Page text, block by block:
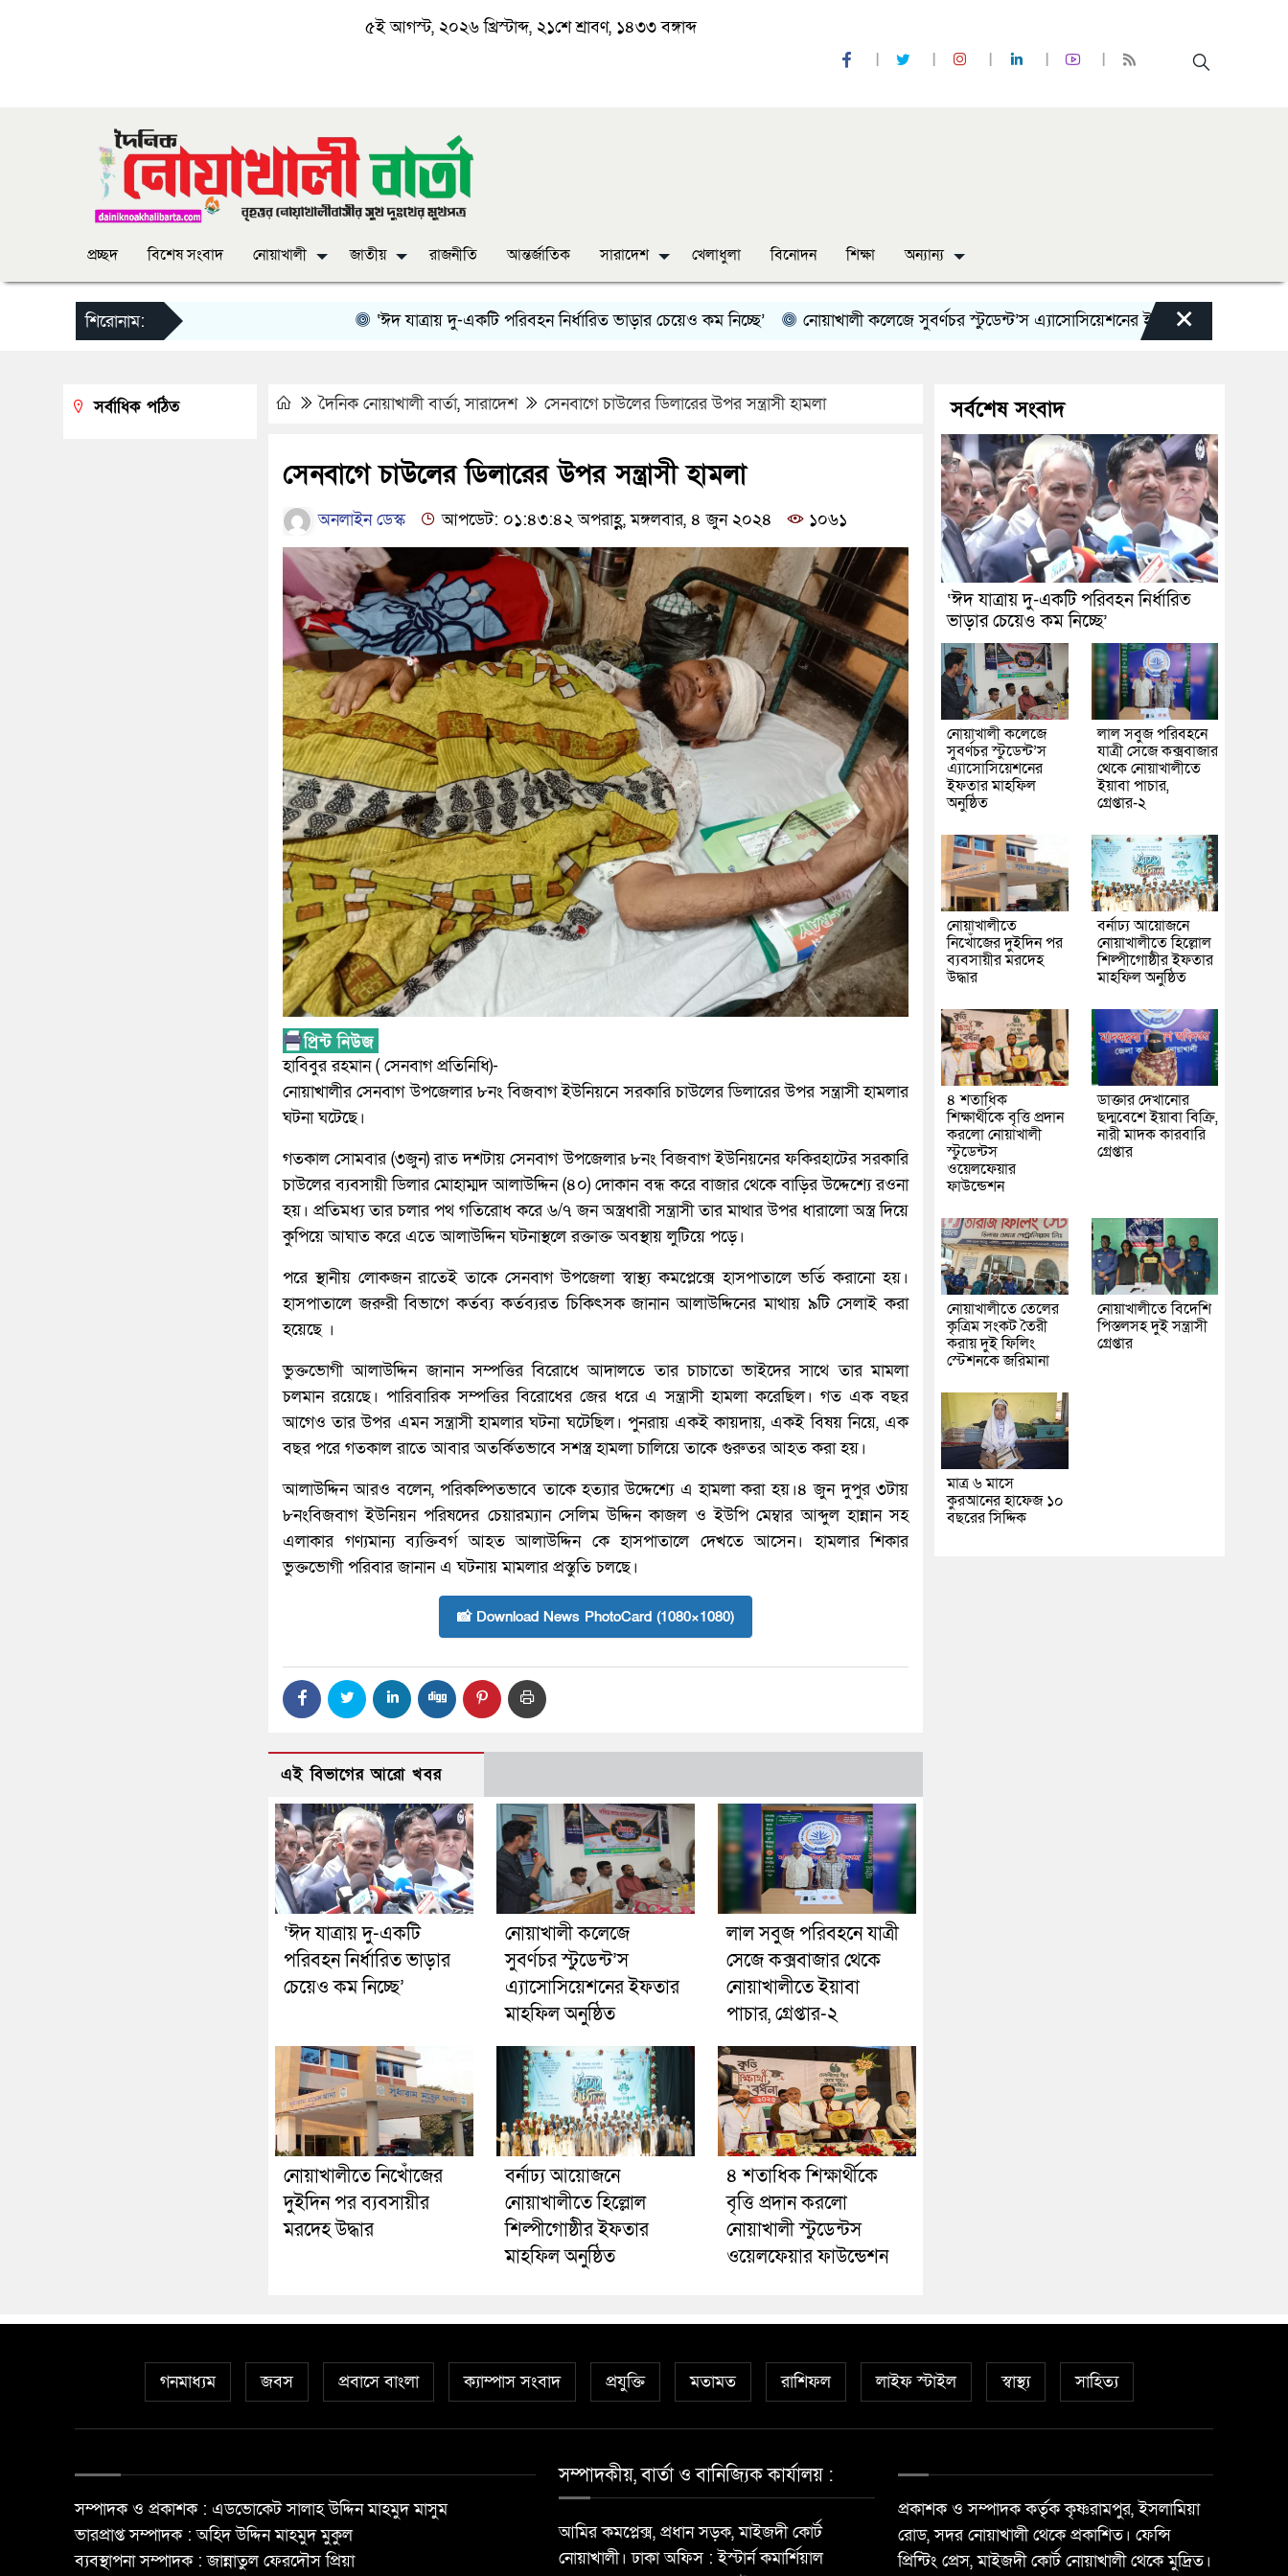
৫ই আগস্ট, ২০২৬ খ্রিস্টাব্দ, ২১শে শ্রাবণ, ১৪৩৩ বঙ্গাব্দ
প্রচ্ছদ বিশেষ সংবাদ নোয়াখালী জাতীয় রাজনীতি আন্তর্জাতিক সারাদেশ খেলাধুলা বিনোদন শিক্ষা অন্যান্য
শিরোনাম: ‘ঈদ যাত্রায় দু-একটি পরিবহন নির্ধারিত ভাড়ার চেয়েও কম নিচ্ছে’ নোয়াখালী কলেজে সুবর্ণচর স্টুডেন্ট’স এ্যাসোসিয়েশনের ইফতার মাহফিল অনুষ্ঠিত
×
দৈনিক নোয়াখালী বার্তা,সারাদেশ সেনবাগে চাউলের ডিলারের উপর সন্ত্রাসী হামলা
সেনবাগে চাউলের ডিলারের উপর সন্ত্রাসী হামলা
অনলাইন ডেস্ক আপডেট: ০১:৪৩:৪২ অপরাহ্ণ, মঙ্গলবার, ৪ জুন ২০২৪ ১০৬১
হাবিবুর রহমান ( সেনবাগ প্রতিনিধি)-
নোয়াখালীর সেনবাগ উপজেলার ৮নং বিজবাগ ইউনিয়নে সরকারি চাউলের ডিলারের উপর সন্ত্রাসী হামলার
ঘটনা ঘটেছে।
গতকাল সোমবার (৩জুন) রাত দশটায় সেনবাগ উপজেলার ৮নং বিজবাগ ইউনিয়নের ফকিরহাটের সরকারি
চাউলের ব্যবসায়ী ডিলার মোহাম্মদ আলাউদ্দিন (৪০) দোকান বন্ধ করে বাজার থেকে বাড়ির উদ্দেশ্যে রওনা
হয়। প্রতিমধ্য তার চলার পথ গতিরোধ করে ৬/৭ জন অস্ত্রধারী সন্ত্রাসী তার মাথার উপর ধারালো অস্ত্র দিয়ে
কুপিয়ে আঘাত করে এতে আলাউদ্দিন ঘটনাস্থলে রক্তাক্ত অবস্থায় লুটিয়ে পড়ে।
পরে স্থানীয় লোকজন রাতেই তাকে সেনবাগ উপজেলা স্বাস্থ্য কমপ্লেক্সে হাসপাতালে ভর্তি করানো হয়।
হাসপাতালে জরুরী বিভাগে কর্তব্য কর্তব্যরত চিকিৎসক জানান আলাউদ্দিনের মাথায় ৯টি সেলাই করা
হয়েছে ।
ভুক্তভোগী আলাউদ্দিন জানান সম্পত্তির বিরোধে আদালতে তার চাচাতো ভাইদের সাথে তার মামলা
চলমান রয়েছে। পারিবারিক সম্পত্তির বিরোধের জের ধরে এ সন্ত্রাসী হামলা করেছিল। গত এক বছর
আগেও তার উপর এমন সন্ত্রাসী হামলার ঘটনা ঘটেছিল। পুনরায় একই কায়দায়, একই বিষয় নিয়ে, এক
বছর পরে গতকাল রাতে আবার অতর্কিতভাবে সশস্ত্র হামলা চালিয়ে তাকে গুরুতর আহত করা হয়।
আলাউদ্দিন আরও বলেন, পরিকল্পিতভাবে তাকে হত্যার উদ্দেশ্যে এ হামলা করা হয়।৪ জুন দুপুর ৩টায়
৮নংবিজবাগ ইউনিয়ন পরিষদের চেয়ারম্যান সেলিম উদ্দিন কাজল ও ইউপি মেম্বার আব্দুল হান্নান সহ
এলাকার গণ্যমান্য ব্যক্তিবর্গ আহত আলাউদ্দিন কে হাসপাতালে দেখতে আসেন। হামলার শিকার
ভুক্তভোগী পরিবার জানান এ ঘটনায় মামলার প্রস্তুতি চলছে।
📸 Download News PhotoCard (1080×1080)
এই বিভাগের আরো খবর
‘ঈদ যাত্রায় দু-একটি
পরিবহন নির্ধারিত ভাড়ার
চেয়েও কম নিচ্ছে’
নোয়াখালী কলেজে
সুবর্ণচর স্টুডেন্ট’স
এ্যাসোসিয়েশনের ইফতার
মাহফিল অনুষ্ঠিত
লাল সবুজ পরিবহনে যাত্রী
সেজে কক্সবাজার থেকে
নোয়াখালীতে ইয়াবা
পাচার, গ্রেপ্তার-২
নোয়াখালীতে নিখোঁজের
দুইদিন পর ব্যবসায়ীর
মরদেহ উদ্ধার
বর্নাঢ্য আয়োজনে
নোয়াখালীতে হিল্লোল
শিল্পীগোষ্ঠীর ইফতার
মাহফিল অনুষ্ঠিত
৪ শতাধিক শিক্ষার্থীকে
বৃত্তি প্রদান করলো
নোয়াখালী স্টুডেন্টস
ওয়েলফেয়ার ফাউন্ডেশন
সর্বাধিক পঠিত সর্বশেষ সংবাদ
‘ঈদ যাত্রায় দু-একটি পরিবহন নির্ধারিত
ভাড়ার চেয়েও কম নিচ্ছে’
নোয়াখালী কলেজে
সুবর্ণচর স্টুডেন্ট’স
এ্যাসোসিয়েশনের
ইফতার মাহফিল
অনুষ্ঠিত
লাল সবুজ পরিবহনে
যাত্রী সেজে কক্সবাজার
থেকে নোয়াখালীতে
ইয়াবা পাচার,
গ্রেপ্তার-২
নোয়াখালীতে
নিখোঁজের দুইদিন পর
ব্যবসায়ীর মরদেহ
উদ্ধার
বর্নাঢ্য আয়োজনে
নোয়াখালীতে হিল্লোল
শিল্পীগোষ্ঠীর ইফতার
মাহফিল অনুষ্ঠিত
৪ শতাধিক
শিক্ষার্থীকে বৃত্তি প্রদান
করলো নোয়াখালী
স্টুডেন্টস
ওয়েলফেয়ার
ফাউন্ডেশন
ডাক্তার দেখানোর
ছদ্মবেশে ইয়াবা বিক্রি,
নারী মাদক কারবারি
গ্রেপ্তার
নোয়াখালীতে তেলের
কৃত্রিম সংকট তৈরী
করায় দুই ফিলিং
স্টেশনকে জরিমানা
নোয়াখালীতে বিদেশি
পিস্তলসহ দুই সন্ত্রাসী
গ্রেপ্তার
মাত্র ৬ মাসে
কুরআনের হাফেজ ১০
বছরের সিদ্দিক
গনমাধ্যম জবস প্রবাসে বাংলা ক্যাম্পাস সংবাদ প্রযুক্তি মতামত রাশিফল লাইফ স্টাইল স্বাস্থ্য সাহিত্য
সম্পাদক ও প্রকাশক : এডভোকেট সালাহ উদ্দিন মাহমুদ মাসুম
ভারপ্রাপ্ত সম্পাদক : অহিদ উদ্দিন মাহমুদ মুকুল
ব্যবস্থাপনা সম্পাদক : জান্নাতুল ফেরদৌস প্রিয়া
সম্পাদকীয়, বার্তা ও বানিজ্যিক কার্যালয় :
আমির কমপ্লেক্স, প্রধান সড়ক, মাইজদী কোর্ট
নোয়াখালী। ঢাকা অফিস : ইস্টার্ন কমার্শিয়াল
প্রকাশক ও সম্পাদক কর্তৃক কৃষ্ণরামপুর, ইসলামিয়া
রোড, সদর নোয়াখালী থেকে প্রকাশিত। ফেন্সি
প্রিন্টিং প্রেস, মাইজদী কোর্ট নোয়াখালী থেকে মুদ্রিত।